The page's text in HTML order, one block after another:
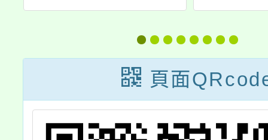
JOB探索與體
驗」職業試探展
覽活動
傳匠工
職涯
程」
請學
頁面